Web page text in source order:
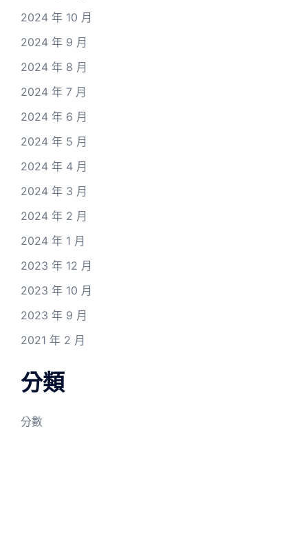
2024 年 10 月
2024 年 9 月
2024 年 8 月
2024 年 7 月
2024 年 6 月
2024 年 5 月
2024 年 4 月
2024 年 3 月
2024 年 2 月
2024 年 1 月
2023 年 12 月
2023 年 10 月
2023 年 9 月
2021 年 2 月
分類
分數